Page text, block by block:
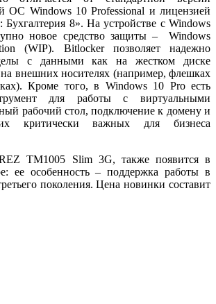
ОС Windows 10 Professional и лицензией
8». На устройстве с Windows
новое средство защиты – Windows
(WIP). Bitlocker позволяет надежно
с данными как на жестком диске
внешних носителях (например, флешках
Кроме того, в Windows 10 Pro есть
для работы с виртуальными
рабочий стол, подключение к домену и
критически важных для бизнеса
TM1005 Slim 3G, также появится в
ее особенность – поддержка работы в
поколения. Цена новинки составит